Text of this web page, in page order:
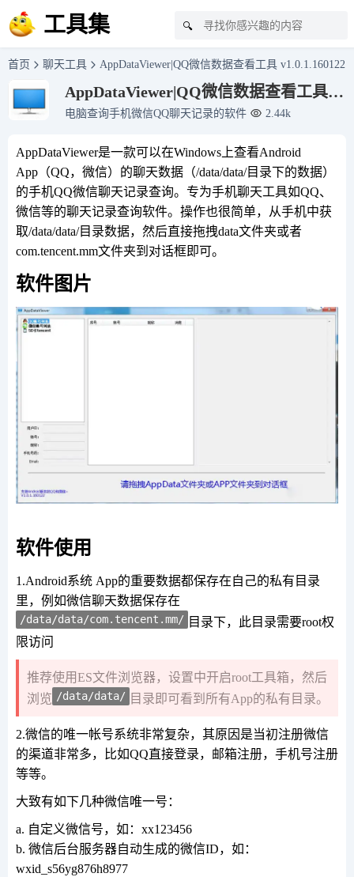
工具集 🔍
首页 聊天工具 AppDataViewer|QQ微信数据查看工具 v1.0.1.160122
AppDataViewer|QQ微信数据查看工具
v1.0.1.160122
电脑查询手机微信QQ聊天记录的软件 2.44k
AppDataViewer是一款可以在Windows上查看Android
App（QQ，微信）的聊天数据（/data/data/目录下的数据）
的手机QQ微信聊天记录查询。专为手机聊天工具如QQ、
微信等的聊天记录查询软件。操作也很简单，从手机中获
取/data/data/目录数据，然后直接拖拽data文件夹或者
com.tencent.mm文件夹到对话框即可。
软件图片
软件使用
1.Android系统 App的重要数据都保存在自己的私有目录
里，例如微信聊天数据保存在
/data/data/com.tencent.mm/ 目录下，此目录需要root权
限访问
推荐使用ES文件浏览器，设置中开启root工具箱，然后
浏览 /data/data/ 目录即可看到所有App的私有目录。
2.微信的唯一帐号系统非常复杂，其原因是当初注册微信
的渠道非常多，比如QQ直接登录，邮箱注册，手机号注册
等等。
大致有如下几种微信唯一号：
a. 自定义微信号，如：xx123456
b. 微信后台服务器自动生成的微信ID，如：
wxid_s56yg876h8977